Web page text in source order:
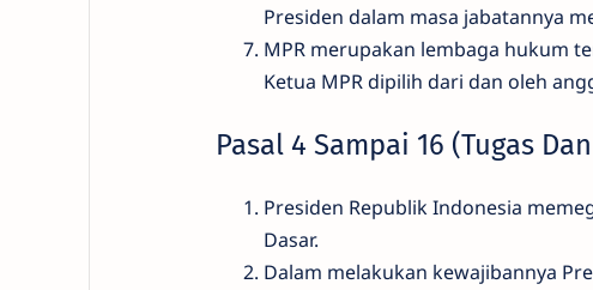
Presiden dalam masa jabatannya
MPR merupakan lembaga hukum
Ketua MPR dipilih dari dan oleh
Pasal 4 Sampai 16 (Tugas
Presiden Republik Indonesia
Dasar.
Dalam melakukan kewajibannya